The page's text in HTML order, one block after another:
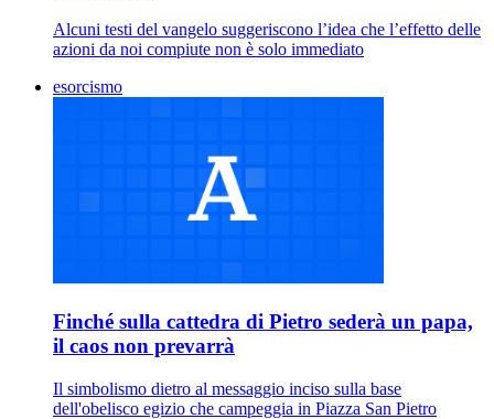
Alcuni testi del vangelo suggeriscono l’idea che l’effetto delle
azioni da noi compiute non è solo immediato
esorcismo
Finché sulla cattedra di Pietro sederà un papa,
il caos non prevarrà
Il simbolismo dietro al messaggio inciso sulla base
dell'obelisco egizio che campeggia in Piazza San Pietro